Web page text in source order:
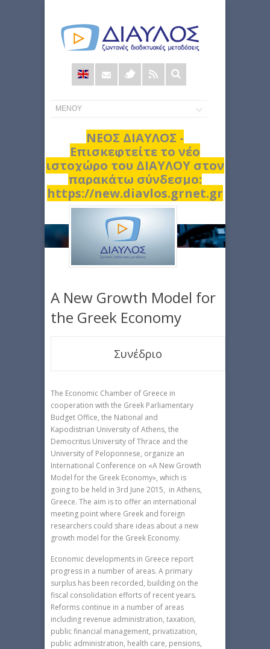
Φόρμα
αναζήτησης
ΝΕΟΣ ΔΙΑΥΛΟΣ -
Επισκεφτείτε το νέο
ιστοχώρο του ΔΙΑΥΛΟΥ στον
παρακάτω σύνδεσμο:
https://new.diavlos.grnet.gr
A New Growth Model for
the Greek Economy
Συνέδριο
The Economic Chamber of Greece in
cooperation with the Greek Parliamentary
Budget Office, the National and
Kapodistrian University of Athens, the
Democritus University of Thrace and the
University of Peloponnese, organize an
International Conference on «A New Growth
Model for the Greek Economy», which is
going to be held in 3rd June 2015, in Athens,
Greece. The aim is to offer an international
meeting point where Greek and foreign
researchers could share ideas about a new
growth model for the Greek Economy.
Economic developments in Greece report
progress in a number of areas. A primary
surplus has been recorded, building on the
fiscal consolidation efforts of recent years.
Reforms continue in a number of areas
including revenue administration, taxation,
public financial management, privatization,
public administration, health care, pensions,